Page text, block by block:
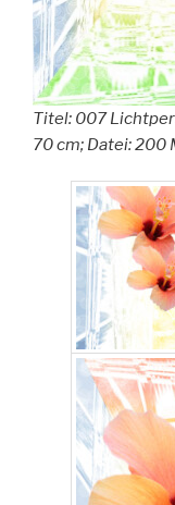
Titel: 007
70 cm; Datei: 200